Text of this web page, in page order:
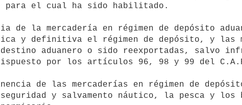
para el cual ha sido habilitado.
y definitiva el régimen de depósito, y las
aduanero o sido reexportadas, salvo
por los artículos 96, 98 y 99 del
y salvamento náutico, la pesca y los